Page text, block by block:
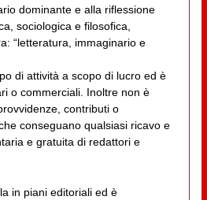
dominante e alla riflessione
sociologica e filosofica,
“letteratura, immaginario e
di attività a scopo di lucro ed è
o commerciali. Inoltre non è
contributi o
conseguano qualsiasi ricavo e
e gratuita di redattori e
in piani editoriali ed è